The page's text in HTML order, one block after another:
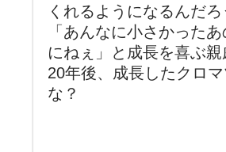
くれるようになるんだろ
「あんなに小さかった
にねぇ」と成長を喜ぶ
20年後、成長したクロ
な？